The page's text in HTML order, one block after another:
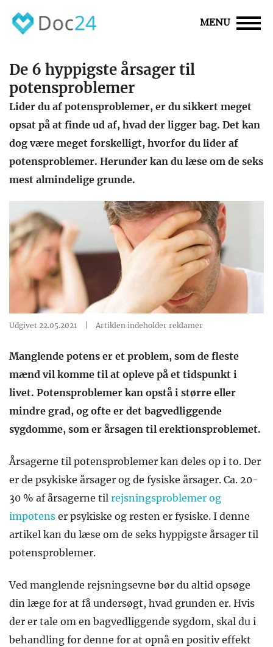
MENU
De 6 hyppigste årsager til
potensproblemer
Lider du af potensproblemer, er du sikkert meget
opsat på at finde ud af, hvad der ligger bag. Det kan
dog være meget forskelligt, hvorfor du lider af
potensproblemer. Herunder kan du læse om de seks
mest almindelige grunde.
Udgivet 22.05.2021 Artiklen indeholder reklamer
Manglende potens er et problem, som de fleste
mænd vil komme til at opleve på et tidspunkt i
livet. Potensproblemer kan opstå i større eller
mindre grad, og ofte er det bagvedliggende
sygdomme, som er årsagen til erektionsproblemet.
Årsagerne til potensproblemer kan deles op i to. Der
er de psykiske årsager og de fysiske årsager. Ca. 20-
30 % af årsagerne til rejsningsproblemer og
impotens er psykiske og resten er fysiske. I denne
artikel kan du læse om de seks hyppigste årsager til
potensproblemer.
Ved manglende rejsningsevne bør du altid opsøge
din læge for at få undersøgt, hvad grunden er. Hvis
der er tale om en bagvedliggende sygdom, skal du i
behandling for denne for at opnå en positiv effekt